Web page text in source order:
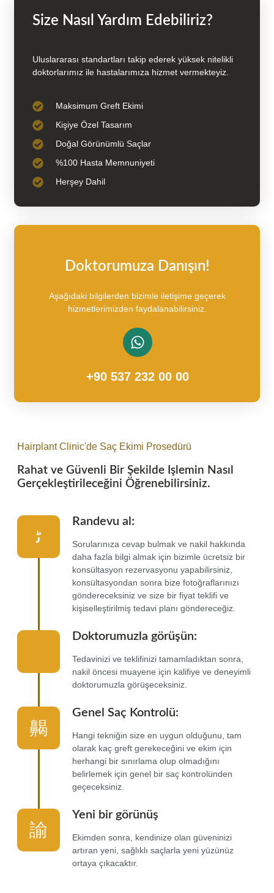
Size Nasıl Yardım Edebiliriz?
Uluslararası standartları takip ederek yüksek nitelikli
doktorlarımız ile hastalarımıza hizmet vermekteyiz.
Maksimum Greft Ekimi
Kişiye Özel Tasarım
Doğal Görünümlü Saçlar
%100 Hasta Memnuniyeti
Herşey Dahil
Doktorumuza Danışın!
Aşağıdaki bilgilerden bizimle iletişime geçerek
hizmetlerimizden faydalanabilirsiniz.
+90 537 232 00 00
Hairplant Clinic'de Saç Ekimi Prosedürü
Rahat ve Güvenli Bir Şekilde Işlemin Nasıl
Gerçekleştirileceğini Öğrenebilirsiniz.
Randevu al:
Sorularınıza cevap bulmak ve nakil hakkında
daha fazla bilgi almak için bizimle ücretsiz bir
konsültasyon rezervasyonu yapabilirsiniz,
konsültasyondan sonra bize fotoğraflarınızı
göndereceksiniz ve size bir fiyat teklifi ve
kişiselleştirilmiş tedavi planı göndereceğiz.
Doktorumuzla görüşün:
Tedavinizi ve teklifinizi tamamladıktan sonra,
nakil öncesi muayene için kalifiye ve deneyimli
doktorumuzla görüşeceksiniz.
Genel Saç Kontrolü:
Hangi tekniğin size en uygun olduğunu, tam
olarak kaç greft gerekeceğini ve ekim için
herhangi bir sınırlama olup olmadığını
belirlemek için genel bir saç kontrolünden
geçeceksiniz.
Yeni bir görünüş
Ekimden sonra, kendinize olan güveninizi
artıran yeni, sağlıklı saçlarla yeni yüzünüz
ortaya çıkacaktır.